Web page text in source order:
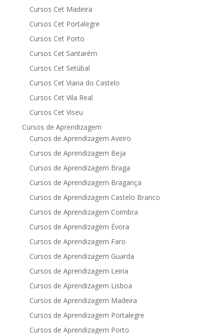
Cursos Cet Madeira
Cursos Cet Portalegre
Cursos Cet Porto
Cursos Cet Santarém
Cursos Cet Setúbal
Cursos Cet Viana do Castelo
Cursos Cet Vila Real
Cursos Cet Viseu
Cursos de Aprendizagem
Cursos de Aprendizagem Aveiro
Cursos de Aprendizagem Beja
Cursos de Aprendizagem Braga
Cursos de Aprendizagem Bragança
Cursos de Aprendizagem Castelo Branco
Cursos de Aprendizagem Coimbra
Cursos de Aprendizagem Évora
Cursos de Aprendizagem Faro
Cursos de Aprendizagem Guarda
Cursos de Aprendizagem Leiria
Cursos de Aprendizagem Lisboa
Cursos de Aprendizagem Madeira
Cursos de Aprendizagem Portalegre
Cursos de Aprendizagem Porto